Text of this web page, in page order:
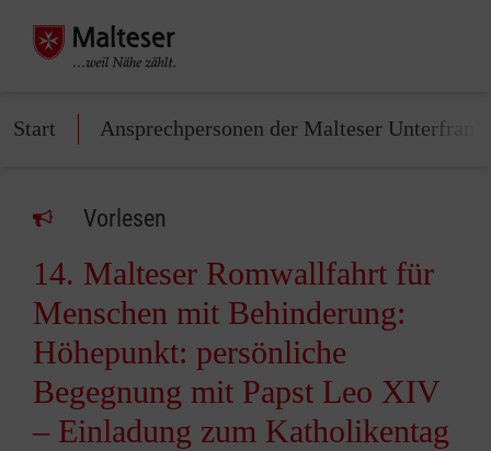
Start Ansprechpersonen der Malteser
Vorlesen
14. Malteser Romwallfahrt für
Menschen mit Behinderung:
Höhepunkt: persönliche
Begegnung mit Papst Leo XIV
– Einladung zum Katholikentag